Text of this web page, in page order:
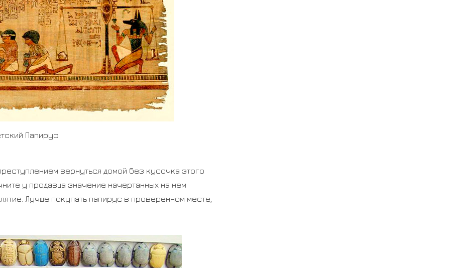
Папирус
вернуться домой без кусочка этого
у продавца значение начертанных на нем
Лучше покупать папирус в проверенном месте,